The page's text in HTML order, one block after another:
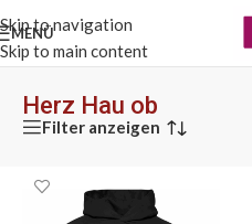
Skip to navigation
Skip to main content
MENÜ
Herz Hau ob
Filter anzeigen